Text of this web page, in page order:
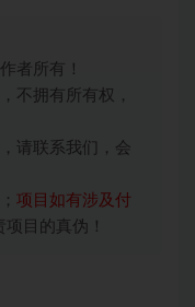
者所有！
不拥有所有权，
请联系我们，会
项目如有涉及付
项目的真伪！